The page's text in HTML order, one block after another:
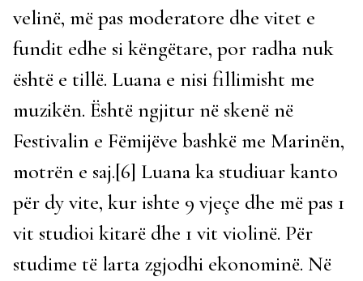
velinë, më pas moderatore dhe vitet e
fundit edhe si këngëtare, por radha nuk
është e tillë. Luana e nisi fillimisht me
muzikën. Është ngjitur në skenë në
Festivalin e Fëmijëve bashkë me Marinën,
motrën e saj.[6] Luana ka studiuar kanto
për dy vite, kur ishte 9 vjeçe dhe më pas 1
vit studioi kitarë dhe 1 vit violinë. Për
studime të larta zgjodhi ekonominë. Në